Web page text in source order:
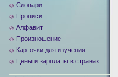
Словари
Прописи
Алфавит
Произношение
Карточки для изучения
Цены и зарплаты в странах